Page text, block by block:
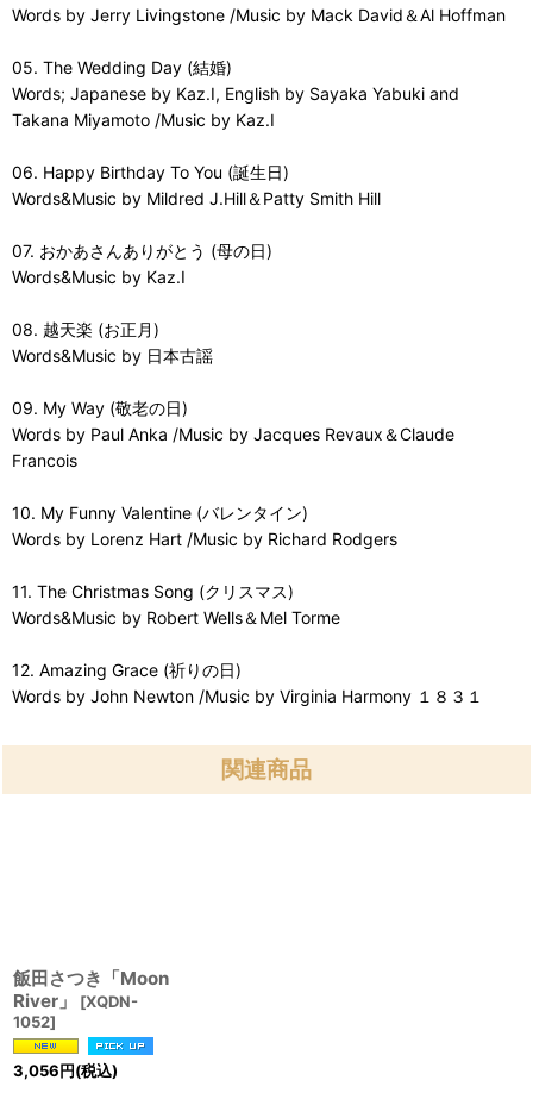
Words by Jerry Livingstone /Music by Mack David＆Al Hoffman
05. The Wedding Day (結婚)
Words; Japanese by Kaz.I, English by Sayaka Yabuki and
Takana Miyamoto /Music by Kaz.I
06. Happy Birthday To You (誕生日)
Words&Music by Mildred J.Hill＆Patty Smith Hill
07. おかあさんありがとう (母の日)
Words&Music by Kaz.I
08. 越天楽 (お正月)
Words&Music by 日本古謡
09. My Way (敬老の日)
Words by Paul Anka /Music by Jacques Revaux＆Claude
Francois
10. My Funny Valentine (バレンタイン)
Words by Lorenz Hart /Music by Richard Rodgers
11. The Christmas Song (クリスマス)
Words&Music by Robert Wells＆Mel Torme
12. Amazing Grace (祈りの日)
Words by John Newton /Music by Virginia Harmony １８３１
関連商品
飯田さつき「Moon
River」
[XQDN-
1052]
3,056円(税込)